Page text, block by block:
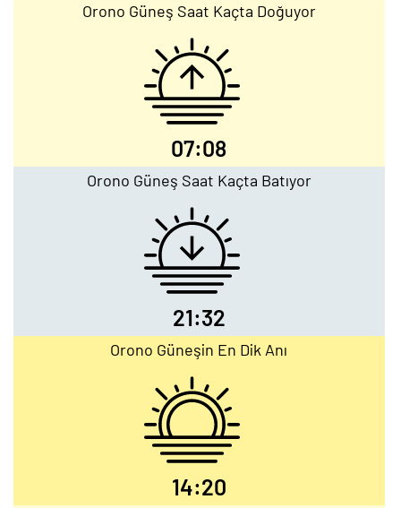
Orono Güneş Saat Kaçta Doğuyor
07:08
Orono Güneş Saat Kaçta Batıyor
21:32
Orono Güneşin En Dik Anı
14:20